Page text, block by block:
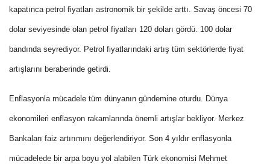
kapatınca petrol fiyatları astronomik bir şekilde arttı. Savaş öncesi 70
dolar seviyesinde olan petrol fiyatları 120 doları gördü. 100 dolar
bandında seyrediyor. Petrol fiyatlarındaki artış tüm sektörlerde fiyat
artışlarını beraberinde getirdi.
Enflasyonla mücadele tüm dünyanın gündemine oturdu. Dünya
ekonomileri enflasyon rakamlarında önemli artışlar bekliyor. Merkez
Bankaları faiz artırımını değerlendiriyor. Son 4 yıldır enflasyonla
mücadelede bir arpa boyu yol alabilen Türk ekonomisi Mehmet